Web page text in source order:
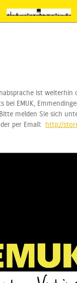
ist weiterhin
bei EMUK,
melden Sie sich
per Email: http://